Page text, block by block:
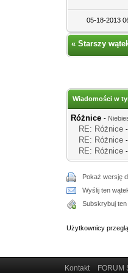
05-18-2013
«Starszy
Wiadomości w
Różnice -
RE: Różnice -
RE: Różnice
RE: Różnice -
Pokaż wersję
Wyślij ten
Subskrybuj ten
Użytkownicy
Kontakt FORUM